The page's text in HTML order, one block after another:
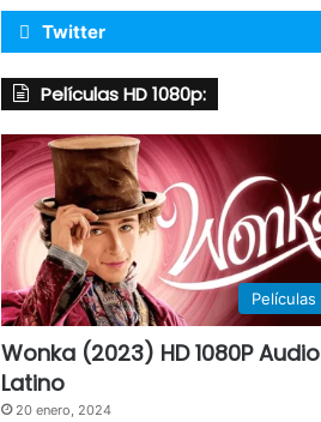
Twitter
Películas HD 1080p:
Películas
Wonka (2023) HD 1080P Audio
Latino
20 enero, 2024